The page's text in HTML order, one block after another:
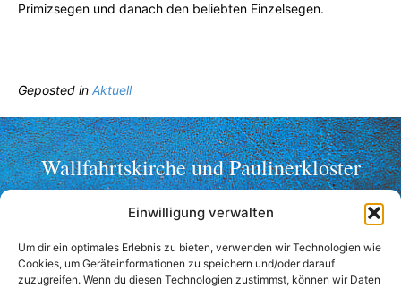
Einwilligung verwalten
Um dir ein optimales Erlebnis zu bieten, verwenden wir Technologien wie
Cookies, um Geräteinformationen zu speichern und/oder darauf
zuzugreifen. Wenn du diesen Technologien zustimmst, können wir Daten
Primizsegen und danach den beliebten Einzelsegen.
Geposted in Aktuell
Wallfahrtskirche und Paulinerkloster
Mariahilf ob Passau
Telefon: +49 (0)851 2356
Fax: +49 (0)851 36998
wallfahrt@mariahilf-passau.de